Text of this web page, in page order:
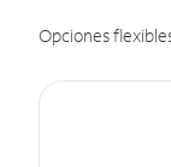
Opciones